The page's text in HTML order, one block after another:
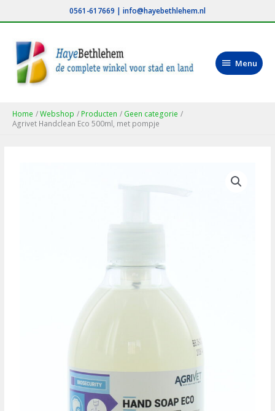
naar
inhoud
0561-617669 | info@hayebethlehem.nl
Menu
Menu
Home Webshop Producten
Geen categorie
Agrivet Handclean Eco 500ml, met pompje